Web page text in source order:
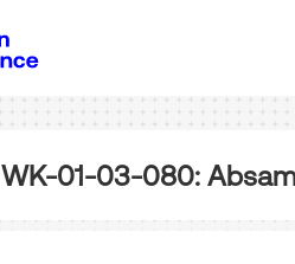
WK-01-03-080: